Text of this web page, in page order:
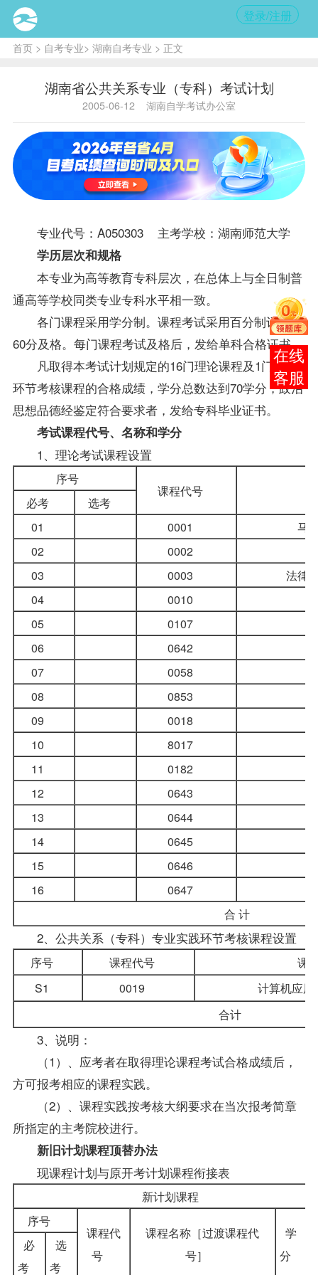
登录/注册
首页> 自考专业> 湖南自考专业 > 正文
湖南省公共关系专业（专科）考试计划
2005-06-12 湖南自学考试办公室
专业代号：A050303 主考学校：湖南师范大学
学历层次和规格
本专业为高等教育专科层次，在总体上与全日制普
通高等学校同类专业专科水平相一致。
各门课程采用学分制。课程考试采用百分制记分，
60分及格。每门课程考试及格后，发给单科合格证书。
凡取得本考试计划规定的16门理论课程及1门实践
环节考核课程的合格成绩，学分总数达到70学分，政治
思想品德经鉴定符合要求者，发给专科毕业证书。
考试课程代号、名称和学分
1、理论考试课程设置
序号
课程代号
必考
选考
01
0001
马
02
0002
03
0003
法律
04
0010
05
0107
06
0642
07
0058
08
0853
09
0018
10
8017
11
0182
12
0643
13
0644
14
0645
15
0646
16
0647
合 计
2、公共关系（专科）专业实践环节考核课程设置
序号 课程代号
课
S1
0019
计算机应
合计
3、说明：
（1）、应考者在取得理论课程考试合格成绩后，
方可报考相应的课程实践。
（2）、课程实践按考核大纲要求在当次报考简章
所指定的主考院校进行。
新旧计划课程顶替办法
现课程计划与原开考计划课程衔接表
新计划课程
序号
课程代
号
课程名称［过渡课程代
号］
学
分
必
考
选
考
报考
咨询